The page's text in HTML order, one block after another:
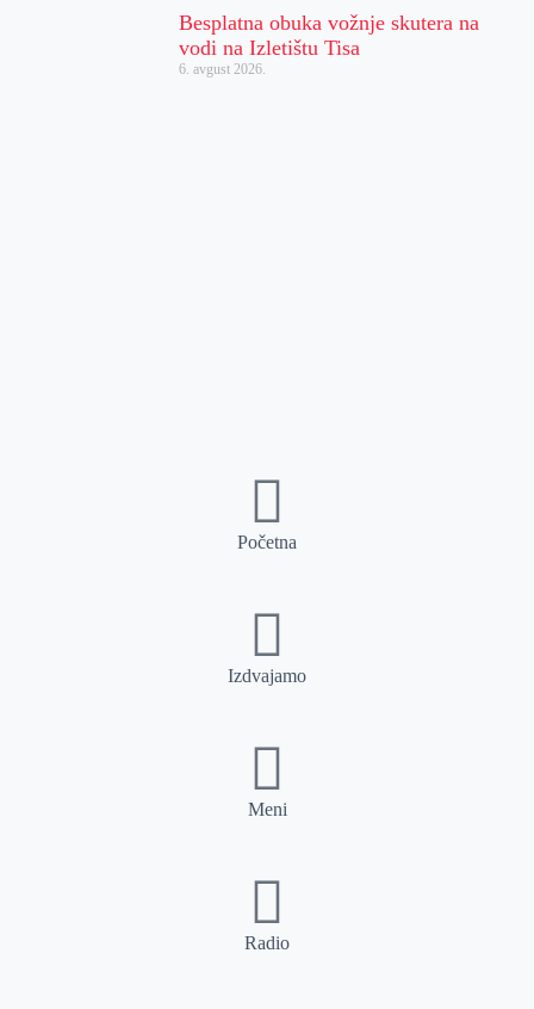
Besplatna obuka vožnje skutera na
vodi na Izletištu Tisa
6. avgust 2026.
Početna
Izdvajamo
Meni
Radio